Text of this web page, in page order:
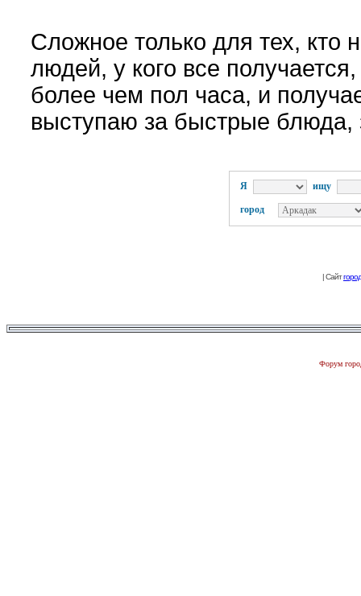
Сложное только для тех, кто
людей, у кого все
более чем пол часа, и
выступаю за быстрые блюда,
Я ищу
город
| Сайт
Форум